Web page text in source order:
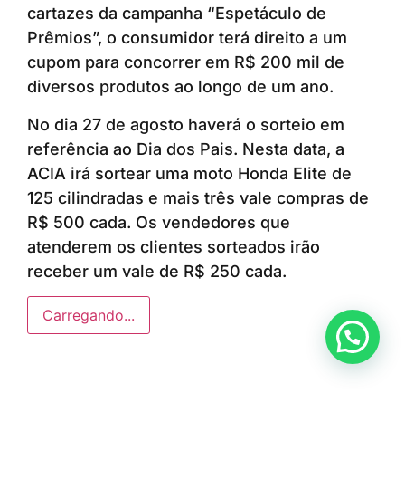
cartazes da campanha “Espetáculo de
Prêmios”, o consumidor terá direito a um
cupom para concorrer em R$ 200 mil de
diversos produtos ao longo de um ano.
No dia 27 de agosto haverá o sorteio em
referência ao Dia dos Pais. Nesta data, a
ACIA irá sortear uma moto Honda Elite de
125 cilindradas e mais três vale compras de
R$ 500 cada. Os vendedores que
atenderem os clientes sorteados irão
receber um vale de R$ 250 cada.
Carregando...
Anunciar ou recomendar matéria